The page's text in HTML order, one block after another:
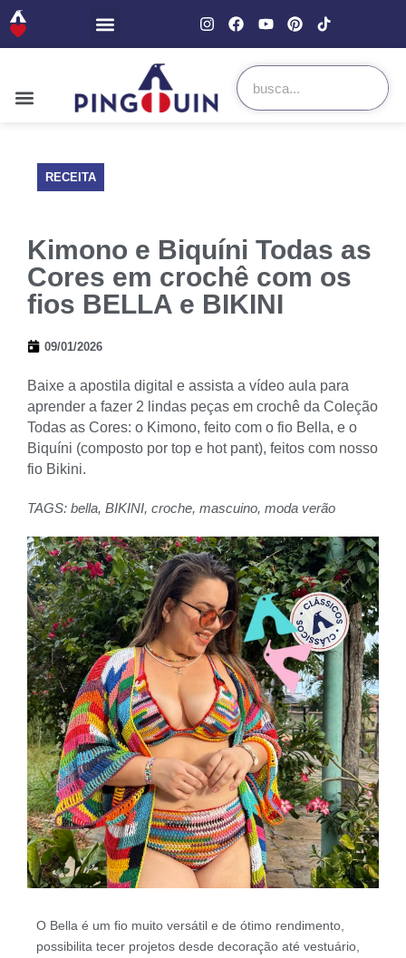
RECEITA
Kimono e Biquíni Todas as
Cores em crochê com os
fios BELLA e BIKINI
09/01/2026
Baixe a apostila digital e assista a vídeo aula para
aprender a fazer 2 lindas peças em crochê da Coleção
Todas as Cores: o Kimono, feito com o fio Bella, e o
Biquíni (composto por top e hot pant), feitos com nosso
fio Bikini.
TAGS: bella, BIKINI, croche, mascuino, moda verão
O Bella é um fio muito versátil e de ótimo rendimento,
possibilita tecer projetos desde decoração até vestuário,